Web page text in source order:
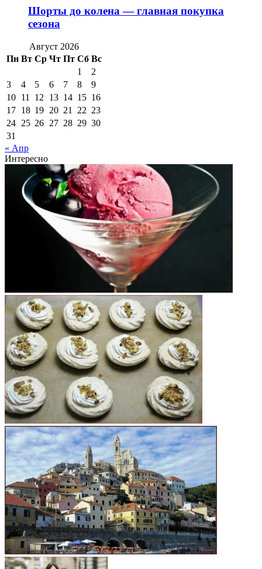
Шорты до колена — главная покупка
сезона
Август 2026
Пн Вт Ср Чт Пт Сб Вс
1
2
3
4 5 6 7 8
9
10 11 12 13 14 15 16
17 18 19 20 21 22 23
24 25 26 27 28 29 30
31
« Апр
Интересно